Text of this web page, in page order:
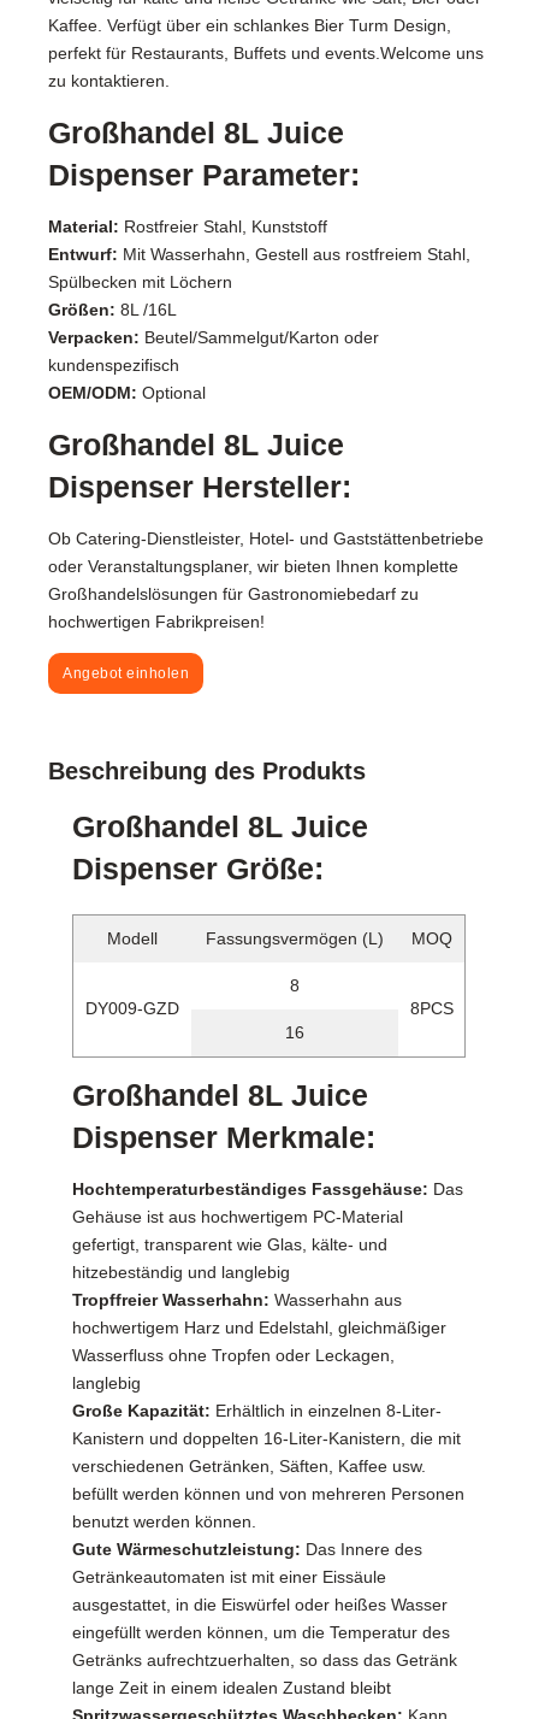
Kaffee. Verfügt über ein schlankes Bier Turm Design,
perfekt für Restaurants, Buffets und events.Welcome uns
zu kontaktieren.
Großhandel 8L Juice
Dispenser Parameter:
Material: Rostfreier Stahl, Kunststoff
Entwurf: Mit Wasserhahn, Gestell aus rostfreiem Stahl,
Spülbecken mit Löchern
Größen: 8L /16L
Verpacken: Beutel/Sammelgut/Karton oder
kundenspezifisch
OEM/ODM: Optional
Großhandel 8L Juice
Dispenser Hersteller:
Ob Catering-Dienstleister, Hotel- und Gaststättenbetriebe
oder Veranstaltungsplaner, wir bieten Ihnen komplette
Großhandelslösungen für Gastronomiebedarf zu
hochwertigen Fabrikpreisen!
Angebot einholen
Beschreibung des Produkts
Großhandel 8L Juice
Dispenser Größe:
Modell Fassungsvermögen (L) MOQ
DY009-GZD
8
8PCS
16
Großhandel 8L Juice
Dispenser Merkmale:
Hochtemperaturbeständiges Fassgehäuse: Das
Gehäuse ist aus hochwertigem PC-Material
gefertigt, transparent wie Glas, kälte- und
hitzebeständig und langlebig
Tropffreier Wasserhahn: Wasserhahn aus
hochwertigem Harz und Edelstahl, gleichmäßiger
Wasserfluss ohne Tropfen oder Leckagen,
langlebig
Große Kapazität: Erhältlich in einzelnen 8-Liter-
Kanistern und doppelten 16-Liter-Kanistern, die mit
verschiedenen Getränken, Säften, Kaffee usw.
befüllt werden können und von mehreren Personen
benutzt werden können.
Gute Wärmeschutzleistung: Das Innere des
Getränkeautomaten ist mit einer Eissäule
ausgestattet, in die Eiswürfel oder heißes Wasser
eingefüllt werden können, um die Temperatur des
Getränks aufrechtzuerhalten, so dass das Getränk
lange Zeit in einem idealen Zustand bleibt
Spritzwassergeschütztes Waschbecken: Kann